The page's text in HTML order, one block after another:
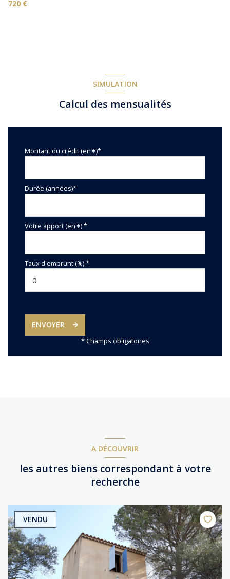
720 €
SIMULATION
Calcul des mensualités
Montant du crédit (en €)*
Durée (années)*
Votre apport (en €) *
Taux d'emprunt (%) *
ENVOYER
* Champs obligatoires
A DÉCOUVRIR
les autres biens correspondant à votre
recherche
VENDU